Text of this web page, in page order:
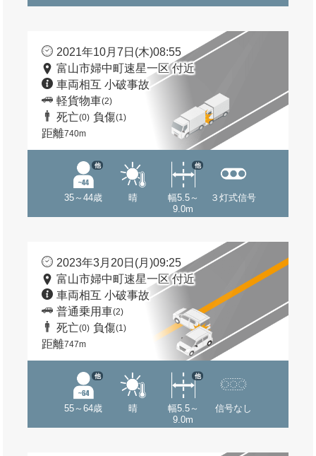
2021年10月7日(木)08:55
富山市婦中町速星一区 付近
車両相互 小破事故
軽貨物車(2)
死亡(0) 負傷(1)
距離740m
35～44歳
他
晴
幅5.5～
9.0m
他
３灯式信号
2023年3月20日(月)09:25
富山市婦中町速星一区 付近
車両相互 小破事故
普通乗用車(2)
死亡(0) 負傷(1)
距離747m
55～64歳
他
晴
幅5.5～
9.0m
他
信号なし